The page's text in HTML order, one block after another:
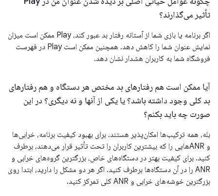
تأثیر می‌گذارند؟
اگر برنامه یا بازی شما از آستانه رفتار بد عبور کند، Play ممکن است میزان
نمایش عنوان شما را کاهش دهد. همچنین ممکن است Play در فهرست
فروشگاه شما به کاربران هشدار نشان دهد.
آیا ممکن است هم رفتارهای بد مختص هر دستگاه و هم رفتارهای
بد کلی وجود داشته باشد؟ یا یکی از آنها و نه دیگری؟ در این
صورت چه باید بکنم؟
بله، همه ترکیب‌ها امکان‌پذیر هستند. برای بهبود کیفیت برنامه، خرابی‌ها
و ANRهایی را که بیشترین کاربران را تحت تأثیر قرار می‌دهند، برطرف
کنید. برای کیفیت بهتر در دستگاه‌های خاص، بزرگترین گروه‌های خرابی و
ANR را در آن دستگاه‌ها برطرف کنید. اگر هر دو مشکل را دارید، ابتدا روی
بزرگترین خوشه‌های خرابی و ANR کلی تمرکز کنید.